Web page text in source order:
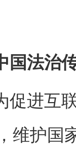
法治传
互联
维护国